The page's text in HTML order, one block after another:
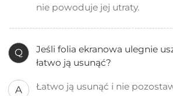
nie powoduje jej utraty.
Q
Jeśli folia ekranowa ulegnie
łatwo ją usunąć?
A Łatwo ją usunąć i nie